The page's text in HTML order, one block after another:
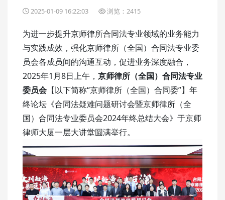
2025-01-09 16:22:03 浏览：2415
为进一步提升京师律所合同法专业领域的业务能力
与实践成效，强化京师律所（全国）合同法专业委
员会各成员间的沟通互动，促进业务深度融合，
2025年1月8日上午， 京师律所（全国）合同法专业
委员会 【以下简称“京师律所（全国）合同委”】年
终论坛《合同法疑难问题研讨会暨京师律所（全
国）合同法专业委员会2024年终总结大会》于京师
律师大厦一层大讲堂圆满举行。